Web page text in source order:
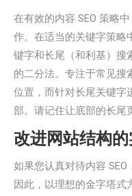
在有效的内容 SEO 策略
作。在适当的关键字策略
键字和长尾（和利基）搜
的二分法。专注于常见搜
位置，而针对长尾关键字
部。请记住让底部的长尾
改进网站结构
如果您认真对待内容 SEO
因此，以理想的金字塔式